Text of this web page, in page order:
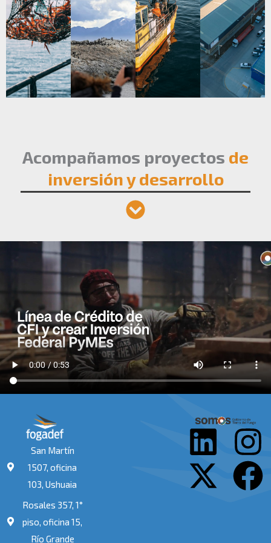
Acompañamos proyectos de
inversión y desarrollo
San Martín
1507, oficina
103, Ushuaia
Rosales 357, 1°
piso, oficina 15,
Río Grande
L
i
I
n
s
X
-
F
a
c